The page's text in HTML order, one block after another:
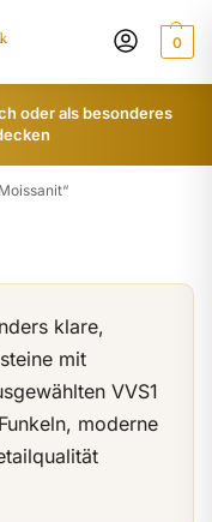
0
oder als besonderes
klare,
mit
VVS1
moderne